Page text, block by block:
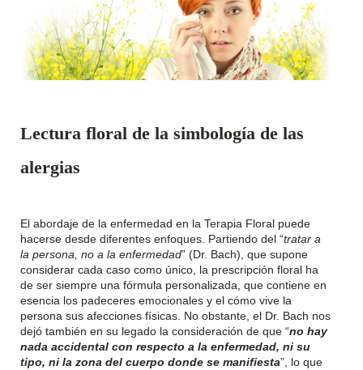
Lectura floral de la simbología de las
alergias
El abordaje de la enfermedad en la Terapia Floral puede
hacerse desde diferentes enfoques. Partiendo del “tratar a
la persona, no a la enfermedad” (Dr. Bach), que supone
considerar cada caso como único, la prescripción floral ha
de ser siempre una fórmula personalizada, que contiene en
esencia los padeceres emocionales y el cómo vive la
persona sus afecciones físicas. No obstante, el Dr. Bach nos
dejó también en su legado la consideración de que “no hay
nada accidental con respecto a la enfermedad, ni su
tipo, ni la zona del cuerpo donde se manifiesta”, lo que